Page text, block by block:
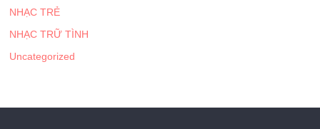
NHẠC TRẺ
NHẠC TRỮ TÌNH
Uncategorized